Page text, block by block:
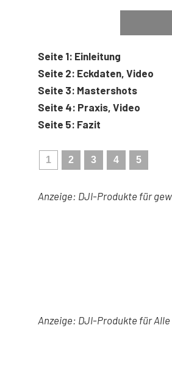
Seite 1: Einleitung
Seite 2: Eckdaten, Video
Seite 3: Mastershots
Seite 4: Praxis, Video
Seite 5: Fazit
1 2 3 4 5
Anzeige: DJI-Produkte für
Anzeige: DJI-Produkte für Alle